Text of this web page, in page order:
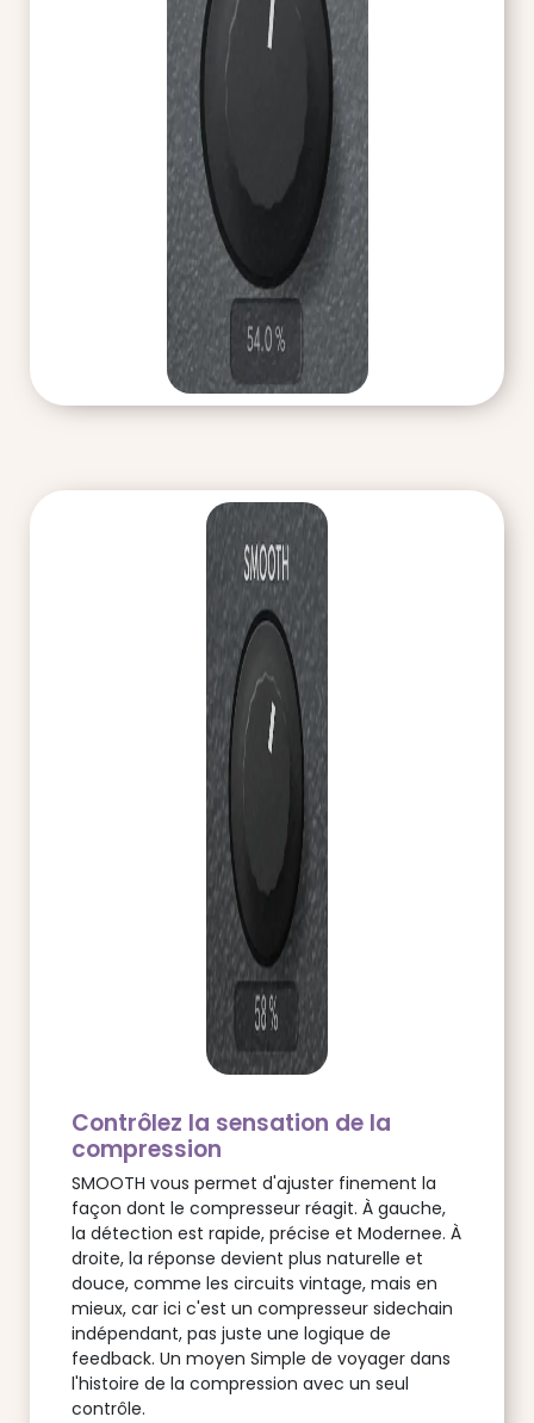
Contrôlez la sensation de la
compression
SMOOTH vous permet d'ajuster finement la
façon dont le compresseur réagit. À gauche,
la détection est rapide, précise et Modernee. À
droite, la réponse devient plus naturelle et
douce, comme les circuits vintage, mais en
mieux, car ici c'est un compresseur sidechain
indépendant, pas juste une logique de
feedback. Un moyen Simple de voyager dans
l'histoire de la compression avec un seul
contrôle.